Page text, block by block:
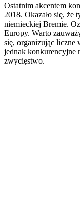
Ostatnim akcentem
2018. Okazało się,
niemieckiej Bremie.
Europy. Warto
się, organizując liczne
jednak konkurencyjne
zwycięstwo.